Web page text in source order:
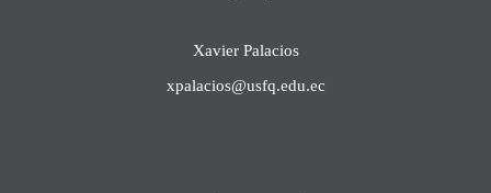
Xavier Palacios
xpalacios@usfq.edu.ec